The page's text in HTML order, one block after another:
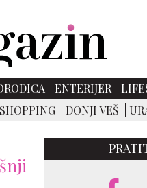
ENTERIJER
SHOPPING DONJI VEŠ